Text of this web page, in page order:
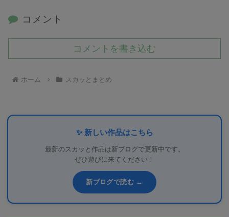
コメント
コメントを書き込む
ホーム スカッとまとめ
✨ 新しい作品はこちら
最新のスカッと作品は新ブログで更新中です。
ぜひ遊びに来てください！
新ブログで読む →